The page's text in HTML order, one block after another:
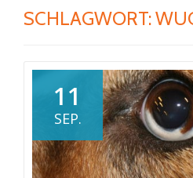
SCHLAGWORT:
11
SEP.